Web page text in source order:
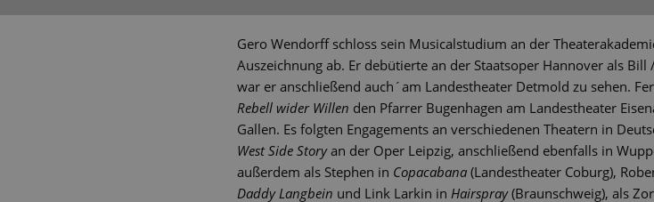
Gero Wendorff schloss sein Musicalstudium an der
Auszeichnung ab. Er debütierte an der Staatsoper Hannover als Bill
war er anschließend auch´am Landestheater Detmold zu sehen.
Rebell wider Willen den Pfarrer Bugenhagen am Landestheater
Gallen. Es folgten Engagements an verschiedenen Theatern in
West Side Storyan der Oper Leipzig, anschließend ebenfalls in
außerdem als Stephen in Copacabana (Landestheater Coburg),
Daddy Langbein und Link Larkin in Hairspray(Braunschweig), als